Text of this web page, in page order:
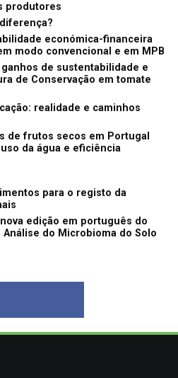
produtores
económica-financeira
modo convencional e em MPB
de sustentabilidade e
de Conservação em tomate
realidade e caminhos
de frutos secos em Portugal
da água e eficiência
para o registo da
edição em português do
do Microbioma do Solo